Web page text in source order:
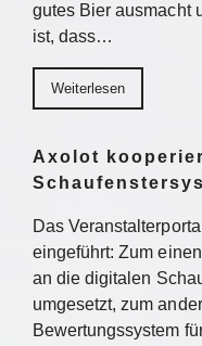
gutes Bier ausmacht
ist, dass…
Weiterlesen
Axolot
Das
eingeführt: Zum
an die digitalen
umgesetzt, zum
Bewertungssystem